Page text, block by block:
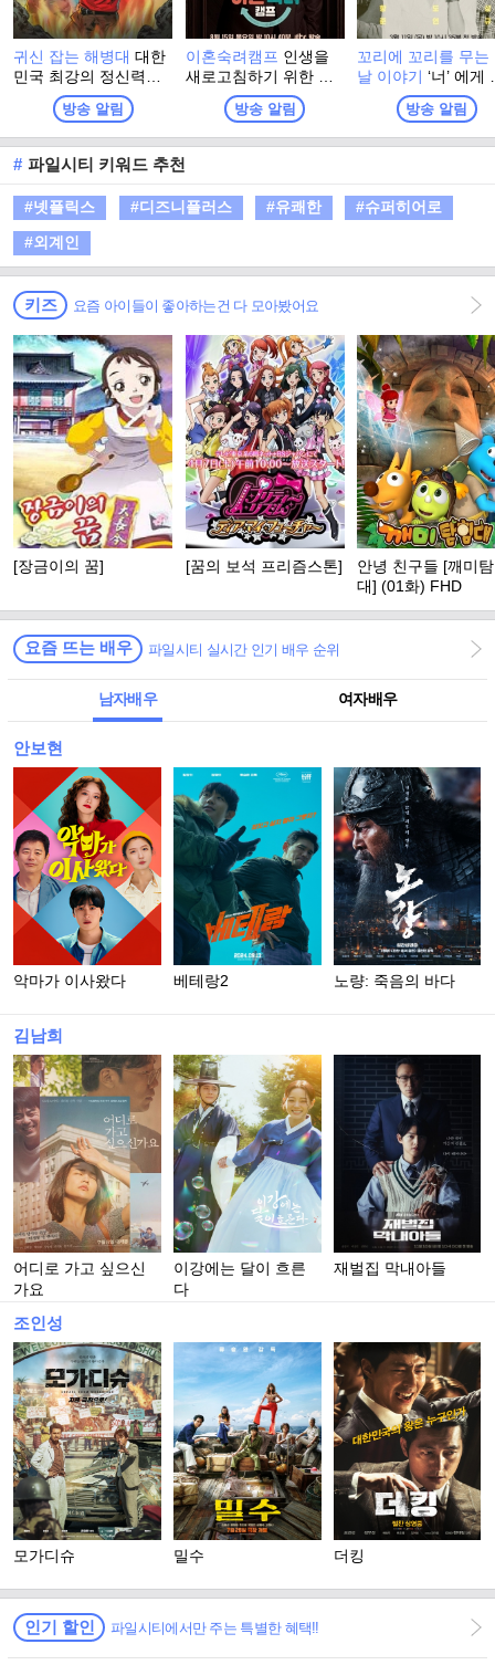
귀신 잡는 해병대대한
민국 최강의 정신력을
자부하는 해병대 출신
들이 모여, 이번엔 진짜
귀신을 잡으러 심령 스
폿으로 떠난다! 실제 무
속인들이 경험한 기이
한 사건과 금기, 그리고
사람들 사이에 떠도는
괴담을 눈앞에서 확인
하는 한여름 납량 오컬
트 수색 버라이어티!
방송 알림
이혼숙려캠프 인생을
새로고침하기 위한 부
부들의 이야기 <이혼숙
려캠프>방송 알림
꼬리에 꼬리를 무는
날 이야기‘너’ 에게
들려주고 싶어! 친
배우자, 동료... 세
'이야기꾼'이 스스로
가까운 지인)에게,
일상적인 공간에서
방송 알림
# 파일시티 키워드 추천
#넷플릭스 #디즈니플러스 #유쾌한
#슈퍼히어로
#외계인
키즈 요즘 아이들이 좋아하는건 다 모아봤어요
[장금이의 꿈] [꿈의 보석 프리즘스톤]
안녕 친구들 [깨미
대] (01화) FHD
요즘 뜨는 배우 파일시티 실시간 인기 배우 순위
남자배우 여자배우
안보현
악마가 이사왔다 베테랑2 노량: 죽음의 바다
김남희
어디로 가고 싶으신
가요
이강에는 달이 흐른
다
재벌집 막내아들
조인성
모가디슈 밀수 더킹
인기 할인 파일시티에서만 주는 특별한 혜택!!